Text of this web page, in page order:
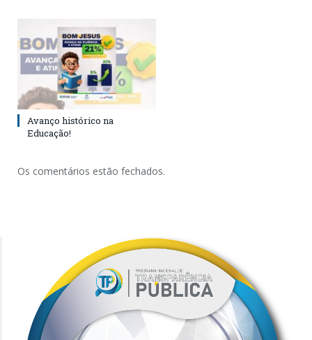
Avanço histórico na
Educação!
Os comentários estão fechados.